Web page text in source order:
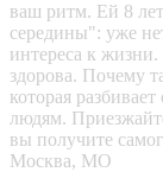
ваш ритм. Ей 8
середины": уже
интереса к
здорова. Почему
которая
людям.
вы получите
Москва, МО